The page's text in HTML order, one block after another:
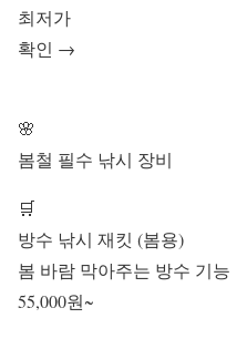
최저가
확인 →
🌸
봄철 필수 낚시 장비
🛒
방수 낚시 재킷 (봄용)
봄 바람 막아주는 방수 기능
55,000원~